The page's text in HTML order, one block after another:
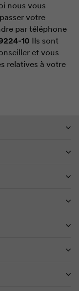
nous vous
votre
par téléphone
10 Ils sont
et vous
relatives à votre